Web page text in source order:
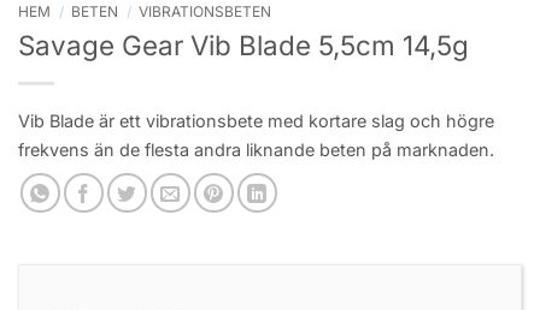
HEM / BETEN / VIBRATIONSBETEN
Savage Gear Vib Blade 5,5cm 14,5g
Vib Blade är ett vibrationsbete med kortare slag och högre
frekvens än de flesta andra liknande beten på marknaden.